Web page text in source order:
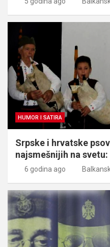
HUMOR I SATIRA
Srpske i hrvatske
najsmešnijih na
6 godina ago